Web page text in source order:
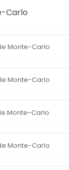
Carlo
Monte-Carlo
Monte-Carlo
Monte-Carlo
Monte-Carlo